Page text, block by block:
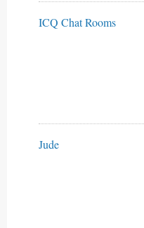
ICQ Chat Rooms
Jude